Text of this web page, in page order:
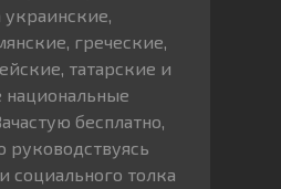
греческие,
татарские и
национальные
бесплатно,
руководствуясь
социального толка